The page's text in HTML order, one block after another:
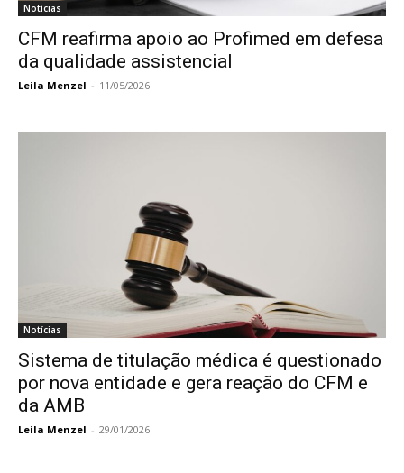
Notícias
CFM reafirma apoio ao Profimed em defesa
da qualidade assistencial
Leila Menzel - 11/05/2026
Notícias
Sistema de titulação médica é questionado
por nova entidade e gera reação do CFM e
da AMB
Leila Menzel - 29/01/2026